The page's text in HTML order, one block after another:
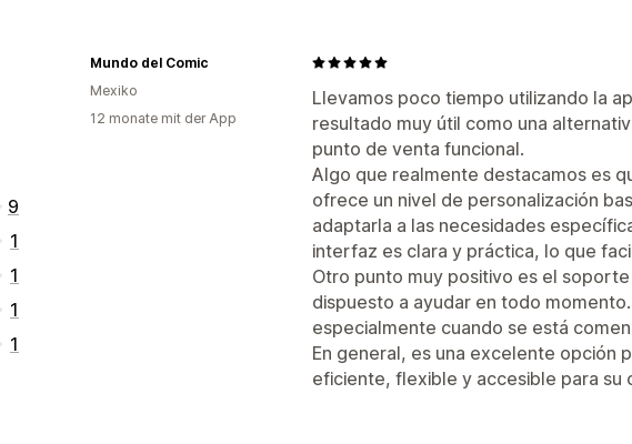
9
1
1
1
1
Llevamos poco tiempo utilizando la
resultado muy útil como una
punto de venta funcional.
Algo que realmente destacamos es
ofrece un nivel de personalización
adaptarla a las necesidades
interfaz es clara y práctica, lo que
Otro punto muy positivo es el
dispuesto a ayudar en todo
especialmente cuando se está
En general, es una excelente opción
eficiente, flexible y accesible para su
Mundo del Comic
Mexiko
12 monate mit der App